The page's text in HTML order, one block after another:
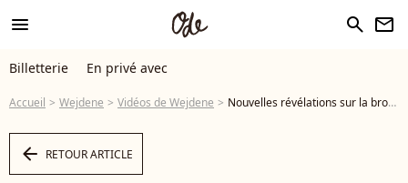
menu search newsletter
Billetterie En privé avec
Accueil Wejdene Vidéos de Wejdene Nouvelles révélations sur la brouille entre Wejdene et son danseur Samuel Texier dans "Danse avec les stars" - "Touche pas à mon poste", C8 - Vidéo
arrow_left RETOUR ARTICLE